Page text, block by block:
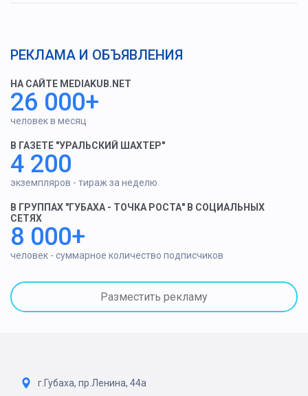
РЕКЛАМА И ОБЪЯВЛЕНИЯ
НА САЙТЕ MEDIAKUB.NET
26 000+
человек в месяц
В ГАЗЕТЕ "УРАЛЬСКИЙ ШАХТЕР"
4 200
экземпляров - тираж за неделю
В ГРУППАХ "ГУБАХА - ТОЧКА РОСТА" В СОЦИАЛЬНЫХ
СЕТЯХ
8 000+
человек - суммарное количество подписчиков
Разместить рекламу
г.Губаха, пр.Ленина, 44а